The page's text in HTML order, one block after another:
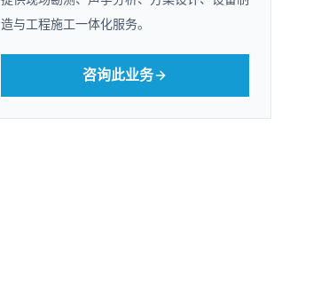
造与工程施工一体化服务。
咨询此业务